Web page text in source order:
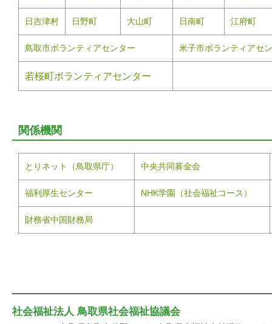
日吉津村 日野町 大山町 日南町 江府町
鳥取市ボランティアセンター 米子市ボランティアセ
若桜町ボランティアセンター
関係機関
とりネット（鳥取県庁） 中央共同募金会
福利厚生センター NHK学園（社会福祉コース）
財務省中国財務局
社会福祉法人 鳥取県社会福祉協議会